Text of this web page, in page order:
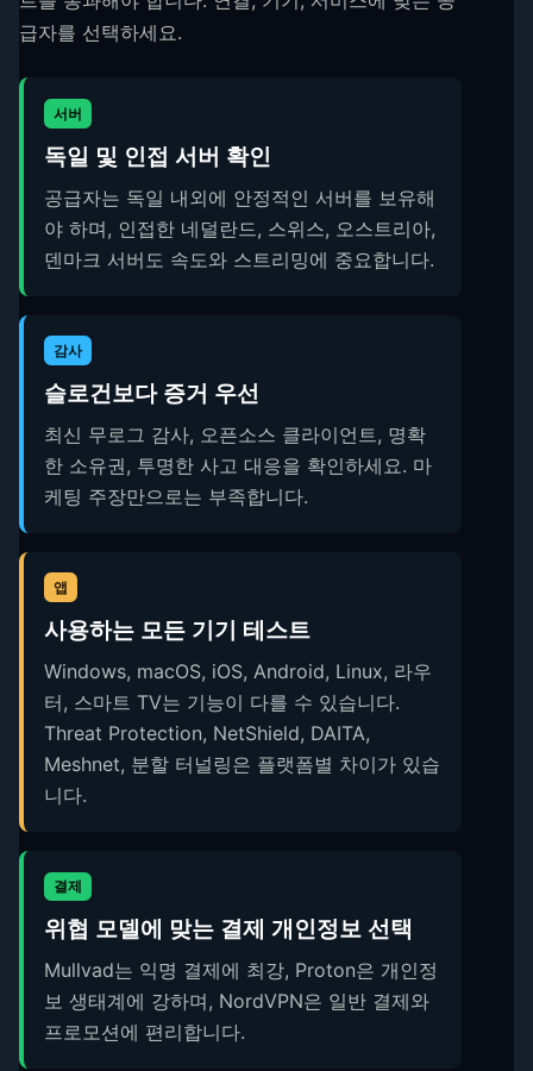
급자를 선택하세요.
서버
독일 및 인접 서버 확인
공급자는 독일 내외에 안정적인 서버를 보유해
야 하며, 인접한 네덜란드, 스위스, 오스트리아,
덴마크 서버도 속도와 스트리밍에 중요합니다.
감사
슬로건보다 증거 우선
최신 무로그 감사, 오픈소스 클라이언트, 명확
한 소유권, 투명한 사고 대응을 확인하세요. 마
케팅 주장만으로는 부족합니다.
앱
사용하는 모든 기기 테스트
Windows, macOS, iOS, Android, Linux, 라우
터, 스마트 TV는 기능이 다를 수 있습니다.
Threat Protection, NetShield, DAITA,
Meshnet, 분할 터널링은 플랫폼별 차이가 있습
니다.
결제
위협 모델에 맞는 결제 개인정보 선택
Mullvad는 익명 결제에 최강, Proton은 개인정
보 생태계에 강하며, NordVPN은 일반 결제와
프로모션에 편리합니다.